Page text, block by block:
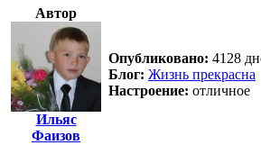
Автор
Ильяс
Фаизов
Опубликовано: 4128
Блог: Жизнь прекрасна
Настроение: отличное